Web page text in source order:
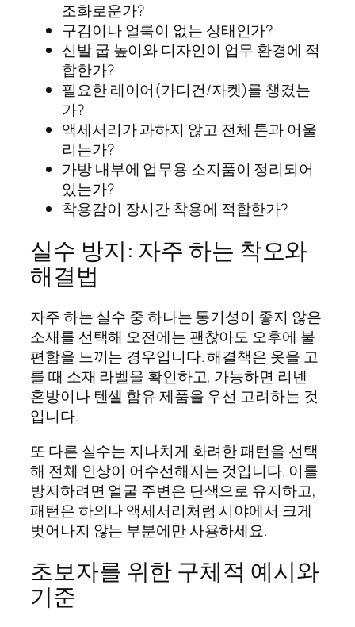
조화로운가?
구김이나 얼룩이 없는 상태인가?
신발 굽 높이와 디자인이 업무 환경에 적
합한가?
필요한 레이어(가디건/자켓)를 챙겼는
가?
액세서리가 과하지 않고 전체 톤과 어울
리는가?
가방 내부에 업무용 소지품이 정리되어
있는가?
착용감이 장시간 착용에 적합한가?
실수 방지: 자주 하는 착오와
해결법
자주 하는 실수 중 하나는 통기성이 좋지 않은
소재를 선택해 오전에는 괜찮아도 오후에 불
편함을 느끼는 경우입니다. 해결책은 옷을 고
를 때 소재 라벨을 확인하고, 가능하면 리넨
혼방이나 텐셀 함유 제품을 우선 고려하는 것
입니다.
또 다른 실수는 지나치게 화려한 패턴을 선택
해 전체 인상이 어수선해지는 것입니다. 이를
방지하려면 얼굴 주변은 단색으로 유지하고,
패턴은 하의나 액세서리처럼 시야에서 크게
벗어나지 않는 부분에만 사용하세요.
초보자를 위한 구체적 예시와
기준